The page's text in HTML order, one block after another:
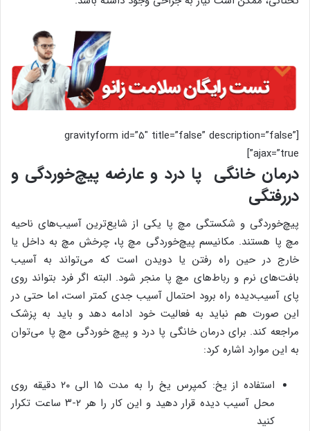
[gravityform id=”5″ title=”false” description=”false”
ajax=”true”]
درمان خانگی پا درد و عارضه پیچ‌خوردگی و
دررفتگی
پیچ‌‌خوردگی و شکستگی مچ پا یکی از شایع‌ترین آسیب‌های ناحیه
مچ پا هستند. مکانیسم پیچ‌‌خوردگی مچ پا، چرخش مچ به داخل یا
خارج در حین راه رفتن یا دویدن است که می‌تواند به آسیب
بافت‌های نرم و رباط‌های مچ پا منجر شود. البته اگر فرد بتواند روی
پای آسیب‌دیده راه برود احتمال آسیب جدی کمتر است، اما حتی در
این صورت هم نباید به فعالیت خود ادامه دهد و باید به پزشک
مراجعه کند. برای درمان خانگی پا درد و پیچ خوردگی مچ پا می‌توان
به این موارد اشاره کرد:
استفاده از یخ: کمپرس یخ را به مدت ۱۵ الی ۲۰ دقیقه روی
محل آسیب دیده قرار دهید و این کار را هر ۲-۳ ساعت تکرار
کنید